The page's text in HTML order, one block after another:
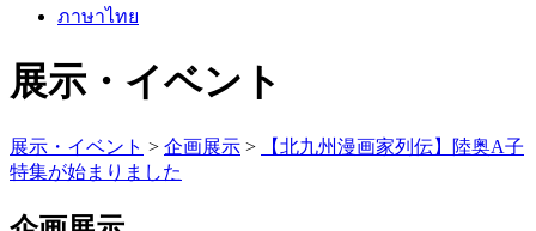
ภาษาไทย
展示・イベント
展示・イベント > 企画展示 >
【北九州漫画家列伝】陸奥A子
特集が始まりました